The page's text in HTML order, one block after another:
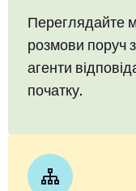
Переглядайте
розмови поруч
агенти
початку.